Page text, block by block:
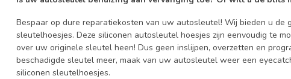
Bespaar op dure reparatiekosten van uw autosleutel! Wij bieden u de
sleutelhoesjes. Deze siliconen autosleutel hoesjes zijn eenvoudig te
over uw originele sleutel heen! Dus geen inslijpen, overzetten en
beschadigde sleutel meer, maak van uw autosleutel weer een
siliconen sleutelhoesjes.